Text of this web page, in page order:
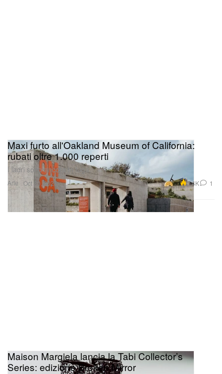
Arte
Maxi furto all'Oakland Museum of California:
rubati oltre 1.000 reperti
I ladri sono ancora in fuga.
Oct 30, 2025 2.4K 1
Maison Margiela lancia la Tabi Collector’s
Series: edizione Broken Mirror